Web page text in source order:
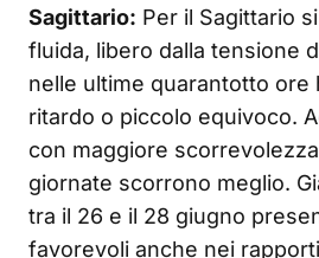
Sagittario: Per il Sagittario
fluida, libero dalla tensione
nelle ultime quarantotto ore
ritardo o piccolo equivoco.
con maggiore
giornate scorrono meglio.
tra il 26 e il 28 giugno
favorevoli anche nei